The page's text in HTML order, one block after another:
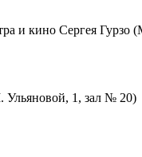
и кино Сергея
Ульяновой, 1, зал № 20)